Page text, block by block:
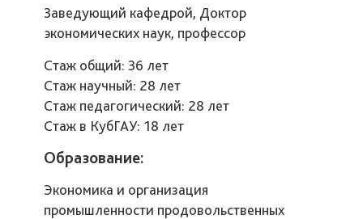
Заведующий кафедрой, Доктор
экономических наук, профессор
Стаж общий: 36 лет
Стаж научный: 28 лет
Стаж педагогический: 28 лет
Стаж в КубГАУ: 18 лет
Образование:
Экономика и организация
промышленности продовольственных